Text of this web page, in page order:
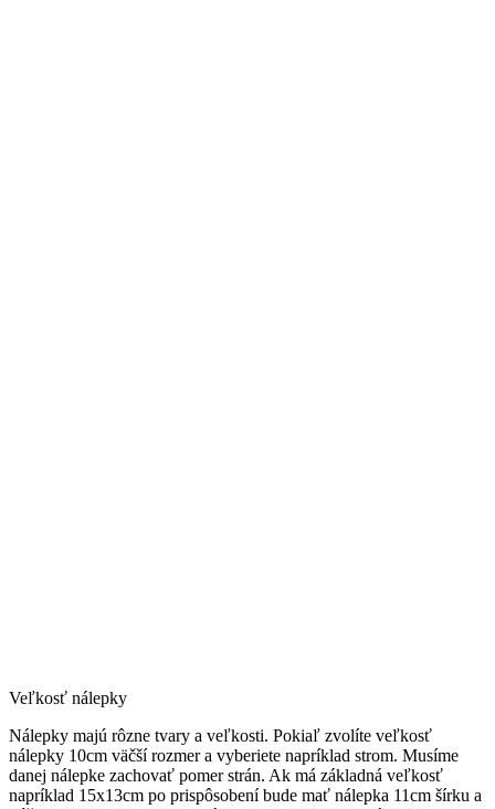
Veľkosť nálepky
Nálepky majú rôzne tvary a veľkosti. Pokiaľ zvolíte veľkosť
nálepky 10cm väčší rozmer a vyberiete napríklad strom. Musíme
danej nálepke zachovať pomer strán. Ak má základná veľkosť
napríklad 15x13cm po prispôsobení bude mať nálepka 11cm šírku a